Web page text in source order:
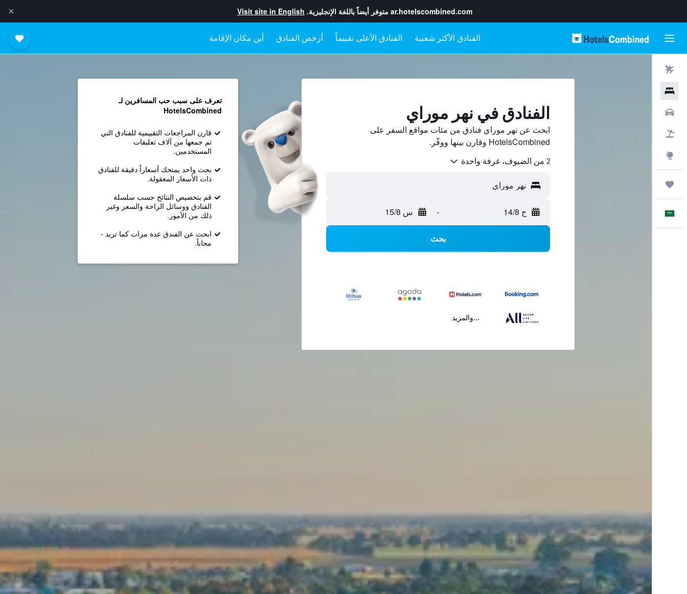
ar.hotelscombined.com متوفر أيضاً باللغة الإنجليزية. Visit site in English
الفنادق الأعلى تقييماً أرخص الفنادق أين مكان الإقامة
الفنادق في نهر موراي
ابحث عن نهر موراي فنادق من مئات مواقع السفر على
HotelsCombined وقارن بينها ووفّر.
2 من الضيوف، غرفة واحدة
ج 14/8 - س 15/8
بحث
...والمزيد
تعرف على سبب حب المسافرين لـ
HotelsCombined
قارن المراجعات التقييمية للفنادق التي
تم جمعها من آلاف تعليقات
المستخدمين.
بحث واحد يمنحك أسعاراً دقيقة للفنادق
ذات الأسعار المعقولة.
قم بتخصيص النتائج حسب سلسلة
الفنادق ووسائل الراحة والسعر وغير
ذلك من الأمور.
ابحث عن الفندق عدة مرات كما تريد -
مجاناً.